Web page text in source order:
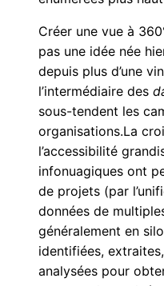
Créer une vue à 360
pas une idée née
depuis plus d’une
l’intermédiaire des
sous-tendent les
organisations.La
l’accessibilité
infonuagiques ont
de projets (par
données de
généralement en
identifiées,
analysées pour